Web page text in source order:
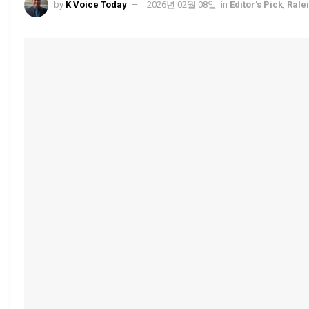
by K Voice Today 2026년 02월 08일 in Editor's Pick